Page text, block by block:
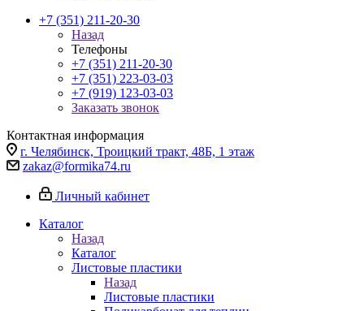
+7 (351) 211-20-30
Назад
Телефоны
+7 (351) 211-20-30
+7 (351) 223-03-03
+7 (919) 123-03-03
Заказать звонок
Контактная информация
г. Челябинск, Троицкий тракт, 48Б, 1 этаж
zakaz@formika74.ru
Личный кабинет
Каталог
Назад
Каталог
Листовые пластики
Назад
Листовые пластики